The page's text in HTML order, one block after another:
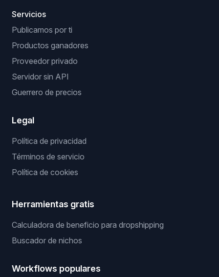
Servicios
Publicamos por ti
Productos ganadores
Proveedor privado
Servidor sin API
Guerrero de precios
Legal
Política de privacidad
Términos de servicio
Política de cookies
Herramientas gratis
Calculadora de beneficio para dropshipping
Buscador de nichos
Workflows populares